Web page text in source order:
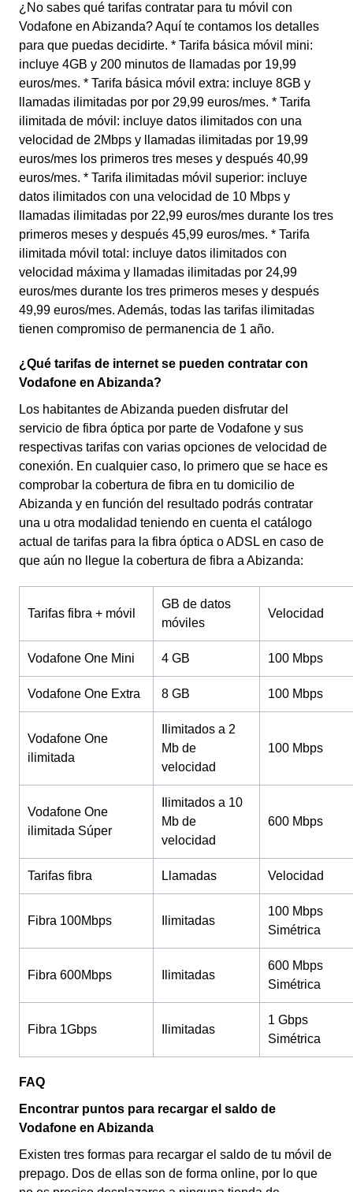
¿No sabes qué tarifas contratar para tu móvil con
Vodafone en Abizanda? Aquí te contamos los detalles
para que puedas decidirte. * Tarifa básica móvil mini:
incluye 4GB y 200 minutos de llamadas por 19,99
euros/mes. * Tarifa básica móvil extra: incluye 8GB y
llamadas ilimitadas por por 29,99 euros/mes. * Tarifa
ilimitada de móvil: incluye datos ilimitados con una
velocidad de 2Mbps y llamadas ilimitadas por 19,99
euros/mes los primeros tres meses y después 40,99
euros/mes. * Tarifa ilimitadas móvil superior: incluye
datos ilimitados con una velocidad de 10 Mbps y
llamadas ilimitadas por 22,99 euros/mes durante los tres
primeros meses y después 45,99 euros/mes. * Tarifa
ilimitada móvil total: incluye datos ilimitados con
velocidad máxima y llamadas ilimitadas por 24,99
euros/mes durante los tres primeros meses y después
49,99 euros/mes. Además, todas las tarifas ilimitadas
tienen compromiso de permanencia de 1 año.
¿Qué tarifas de internet se pueden contratar con
Vodafone en Abizanda?
Los habitantes de Abizanda pueden disfrutar del
servicio de fibra óptica por parte de Vodafone y sus
respectivas tarifas con varias opciones de velocidad de
conexión. En cualquier caso, lo primero que se hace es
comprobar la cobertura de fibra en tu domicilio de
Abizanda y en función del resultado podrás contratar
una u otra modalidad teniendo en cuenta el catálogo
actual de tarifas para la fibra óptica o ADSL en caso de
que aún no llegue la cobertura de fibra a Abizanda:
Tarifas fibra + móvil
GB de datos
móviles
Velocidad
Vodafone One Mini 4 GB 100 Mbps
Vodafone One Extra 8 GB 100 Mbps
Vodafone One
ilimitada
Ilimitados a 2
Mb de
velocidad
100 Mbps
Vodafone One
ilimitada Súper
Ilimitados a 10
Mb de
velocidad
600 Mbps
Tarifas fibra Llamadas Velocidad
Fibra 100Mbps Ilimitadas
100 Mbps
Simétrica
Fibra 600Mbps Ilimitadas
600 Mbps
Simétrica
Fibra 1Gbps Ilimitadas
1 Gbps
Simétrica
FAQ
Encontrar puntos para recargar el saldo de
Vodafone en Abizanda
Existen tres formas para recargar el saldo de tu móvil de
prepago. Dos de ellas son de forma online, por lo que